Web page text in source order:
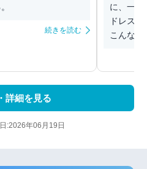
続きを読む
に、一年
ドレス
こんなア
詳細を見る
:2026年06月19日